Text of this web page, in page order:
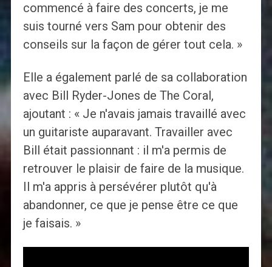
commencé à faire des concerts, je me
suis tourné vers Sam pour obtenir des
conseils sur la façon de gérer tout cela. »
Elle a également parlé de sa collaboration
avec Bill Ryder-Jones de The Coral,
ajoutant : « Je n'avais jamais travaillé avec
un guitariste auparavant. Travailler avec
Bill était passionnant : il m'a permis de
retrouver le plaisir de faire de la musique.
Il m'a appris à persévérer plutôt qu'à
abandonner, ce que je pense être ce que
je faisais. »